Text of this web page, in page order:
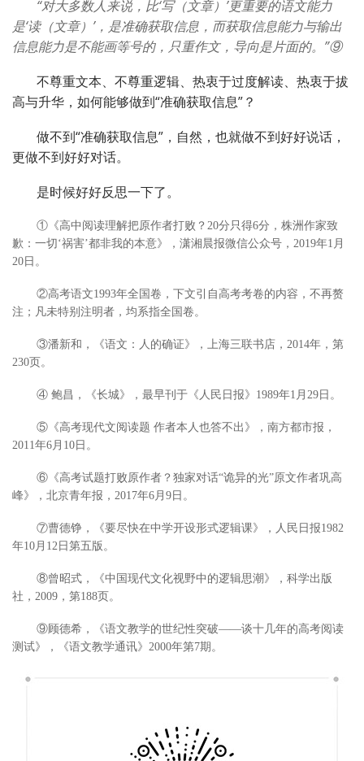
“对大多数人来说，比‘写（文章）’更重要的语文能力
是‘读（文章）’，是准确获取信息，而获取信息能力与输出
信息能力是不能画等号的，只重作文，导向是片面的。”⑨
不尊重文本、不尊重逻辑、热衷于过度解读、热衷于拔
高与升华，如何能够做到“准确获取信息”？
做不到“准确获取信息”，自然，也就做不到好好说话，
更做不到好好对话。
是时候好好反思一下了。
①《高中阅读理解把原作者打败？20分只得6分，株洲作家致
歉：一切‘祸害’都非我的本意》，潇湘晨报微信公众号，2019年1月
20日。
②高考语文1993年全国卷，下文引自高考考卷的内容，不再赘
注；凡未特别注明者，均系指全国卷。
③潘新和，《语文：人的确证》，上海三联书店，2014年，第
230页。
④ 鲍昌，《长城》，最早刊于《人民日报》1989年1月29日。
⑤《高考现代文阅读题 作者本人也答不出》，南方都市报，
2011年6月10日。
⑥《高考试题打败原作者？独家对话“诡异的光”原文作者巩高
峰》，北京青年报，2017年6月9日。
⑦曹德铮，《要尽快在中学开设形式逻辑课》，人民日报1982
年10月12日第五版。
⑧曾昭式，《中国现代文化视野中的逻辑思潮》，科学出版
社，2009，第188页。
⑨顾德希，《语文教学的世纪性突破——谈十几年的高考阅读
测试》，《语文教学通讯》2000年第7期。